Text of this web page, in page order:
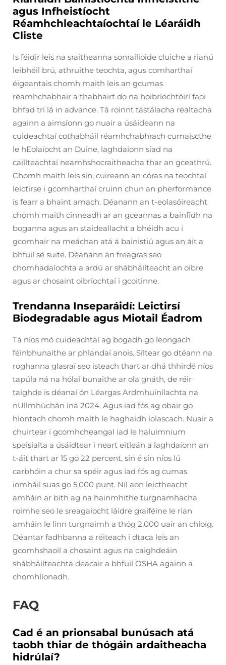
agus Infheistíocht
Réamhchleachtaíochtaí le Léaráidh
Cliste
Is féidir leis na sraitheanna sonraílioide cluiche a rianú
leibhéil brú, athruithe teochta, agus comharthaí
éigeantais chomh maith leis an gcumas
réamhchabhair a thabhairt do na hoibríochtóirí faoi
bhfad trí lá in advance. Tá roinnt tástálacha réaltacha
againn a aimsíonn go nuair a úsáideann na
cuideachtaí cothabháil réamhchabhrach cumaiscthe
le hEolaíocht an Duine, laghdaíonn siad na
caillteachtaí neamhshocraitheacha thar an gceathrú.
Chomh maith leis sin, cuireann an córas na teochtaí
leictirse i gcomharthaí cruinn chun an pherformance
is fearr a bhaint amach. Déanann an t-eolasóireacht
chomh maith cinneadh ar an gceannas a bainfidh na
boganna agus an staideallacht a bhéidh acu i
gcomhair na meáchan atá á bainistiú agus an áit a
bhfuil sé suite. Déanann an freagras seo
chomhadaíochta a ardú ar shábháilteacht an oibre
agus ar chosaint oibríochtaí i gcoitinne.
Trendanna Inseparáidí: Leictirsí
Biodegradable agus Miotail Éadrom
Tá níos mó cuideachtaí ag bogadh go leongach
féinbhunaithe ar phlandaí anois. Síltear go dtéann na
roghanna glasraí seo isteach thart ar dhá thhirdé níos
tapúla ná na hólaí bunaithe ar ola gnáth, de réir
taighde is déanaí ón Léargas Ardmhuinílachta na
nUllmhúchán ina 2024. Agus iad fós ag obair go
hiontach chomh maith le haghaidh iolascach. Nuair a
chuirtear i gcomhcheangal iad le haluimnium
speisialta a úsáidtear i neart eitleán a laghdaíonn an
t-áit thart ar 15 go 22 percent, sin é sin níos lú
carbhóin a chur sa spéir agus iad fós ag cumas
iomháil suas go 5,000 punt. Níl aon leictheacht
amháin ar bith ag na hainmhithe turgnamhacha
roimhe seo le sreagaíocht láidre graiféine le rian
amháin le linn turgnaimh a thóg 2,000 uair an chloig.
Déantar fadhbanna a réiteach i dtaca leis an
gcomhshaoil a chosaint agus na caighdeáin
shábháilteachta deacair a bhfuil OSHA againn a
chomhlíonadh.
FAQ
Cad é an prionsabal bunúsach atá
taobh thiar de thógáin ardaitheacha
hidrúlaí?